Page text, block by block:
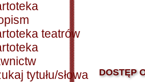
teatrów
tytułu/słowa
DOSTĘP